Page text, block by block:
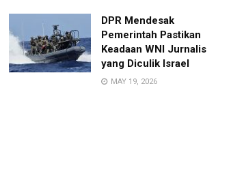
DPR Mendesak
Pemerintah Pastikan
Keadaan WNI Jurnalis
yang Diculik Israel
MAY 19, 2026